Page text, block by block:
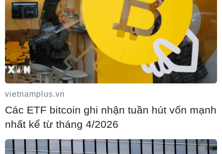
lực lượng chức năng tiêu hủy ngay đàn gia cầm mắc bệnh; đồng
thời hướng dẫn hộ chăn nuôi thu dọn phân rác, vệ sinh tiêu độc...
vietnamplus.vn
Các ETF bitcoin ghi nhận tuần hút vốn mạnh
nhất kể từ tháng 4/2026